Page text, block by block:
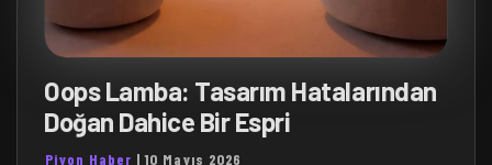
Oops Lamba: Tasarım Hatalarından
Doğan Dahice Bir Espri
Piyon Haber |10 Mayıs 2026